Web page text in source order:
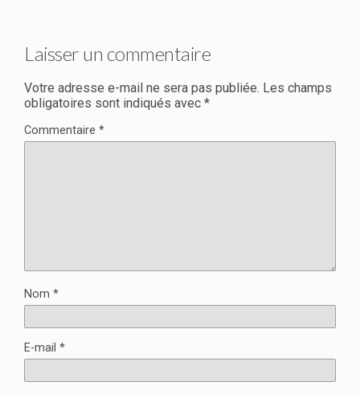
Laisser un commentaire
Votre adresse e-mail ne sera pas publiée. Les champs
obligatoires sont indiqués avec *
Commentaire *
Nom *
E-mail *